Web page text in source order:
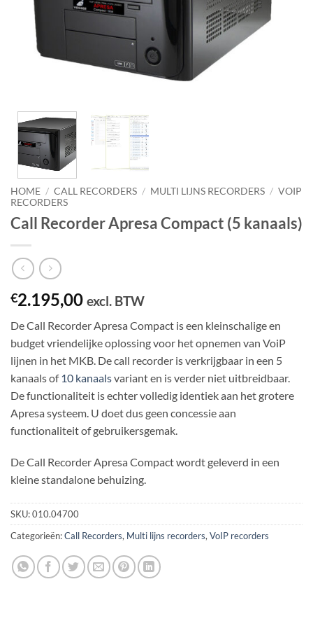
HOME / CALL RECORDERS / MULTI LIJNS RECORDERS / VOIP
RECORDERS
Call Recorder Apresa Compact (5 kanaals)
€2.195,00 excl. BTW
De Call Recorder Apresa Compact is een kleinschalige en
budget vriendelijke oplossing voor het opnemen van VoiP
lijnen in het MKB. De call recorder is verkrijgbaar in een 5
kanaals of10 kanaalsvariant en is verder niet uitbreidbaar.
De functionaliteit is echter volledig identiek aan het grotere
Apresa systeem. U doet dus geen concessie aan
functionaliteit of gebruikersgemak.
De Call Recorder Apresa Compact wordt geleverd in een
kleine standalone behuizing.
SKU:010.04700
Categorieën:Call Recorders, Multi lijns recorders, VoIP recorders